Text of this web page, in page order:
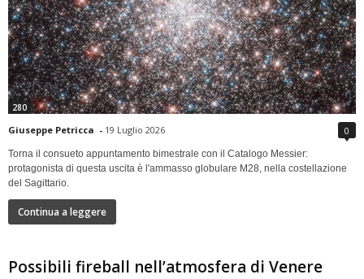
280
Giuseppe Petricca - 19 Luglio 2026 0
Torna il consueto appuntamento bimestrale con il Catalogo Messier:
protagonista di questa uscita è l'ammasso globulare M28, nella costellazione
del Sagittario.
Continua a leggere
Possibili fireball nell’atmosfera di Venere